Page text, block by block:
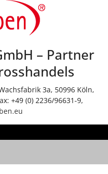
– Partner
3a, 50996 Köln,
+49 (0) 2236/96631-9,